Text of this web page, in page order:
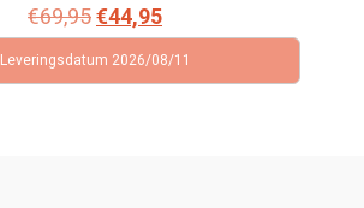
€69,95Oorspronkelijke
prijs
€44,95Huidige
prijs
is:
Leveringsdatum 2026/08/11